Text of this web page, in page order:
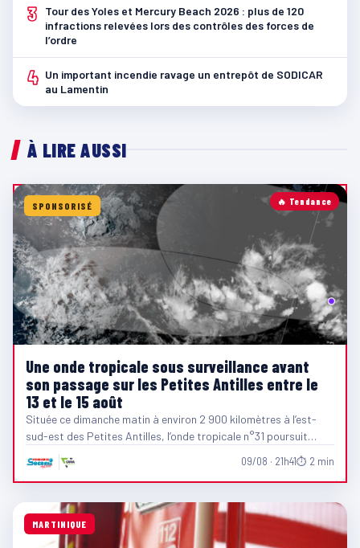
3
Tour des Yoles et Mercury Beach 2026 : plus de 120
infractions relevées lors des contrôles des forces de
l’ordre
4 Un important incendie ravage un entrepôt de SODICAR
au Lamentin
À LIRE AUSSI
🔥 Tendance
SPONSORISÉ
Une onde tropicale sous surveillance avant
son passage sur les Petites Antilles entre le
13 et le 15 août
Située ce dimanche matin à environ 2 900 kilomètres à l’est-
sud-est des Petites Antilles, l’onde tropicale n°31 poursuit…
09/08 · 21h41⏱ 2 min
MARTINIQUE